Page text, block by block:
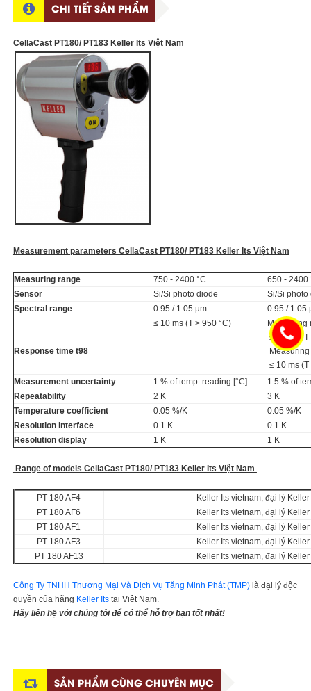
CHI TIẾT SẢN PHẨM
CellaCast PT180/ PT183 Keller Its Việt Nam
Measurement parameters CellaCast PT180/ PT183 Keller Its Việt Nam
Measuring range 750 - 2400 °C
650 - 2400
Sensor
Si/Si photo diode
Si/Si photo
Spectral range
0.95 / 1.05 µm 0.95 / 1.05
Response time t98
≤ 10 ms (T > 950 °C)
Measuring
≤ 10 ms (T
≤ 10 ms (T
Measurement uncertainty
1 % of temp. reading [°C]
1.5 % of
Repeatability
2 K
3 K
Temperature coefficient
0.05 %/K
0.05 %/K
Resolution interface
0.1 K
0.1 K
Resolution display
1 K 1 K
Range of models CellaCast PT180/ PT183 Keller Its Việt Nam
PT 180 AF4
Keller Its vietnam, đại lý
PT 180 AF6
Keller Its vietnam, đại lý
PT 180 AF1
Keller Its vietnam, đại lý
PT 180 AF3
Keller Its vietnam, đại lý
PT 180 AF13
Keller Its vietnam, đại lý
Công Ty TNHH Thương Mại Và Dịch Vụ Tăng Minh Phát (TMP)là đại lý độc
quyền của hãng Keller Itstại Việt Nam.
Hãy liên hệ với chúng tôi để có thể hỗ trợ bạn tốt nhất!
SẢN PHẨM CÙNG CHUYÊN MỤC